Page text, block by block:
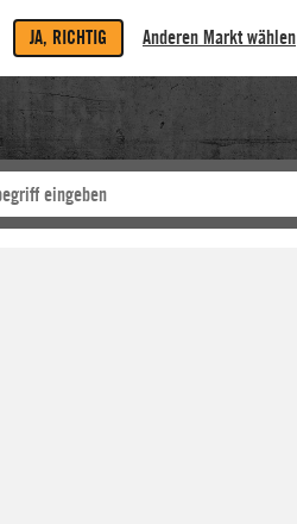
JA, RICHTIG Anderen Markt wählen